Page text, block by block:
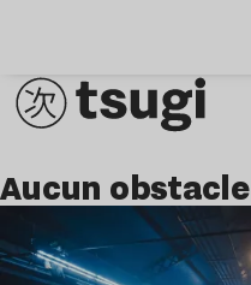
aucun obstacle